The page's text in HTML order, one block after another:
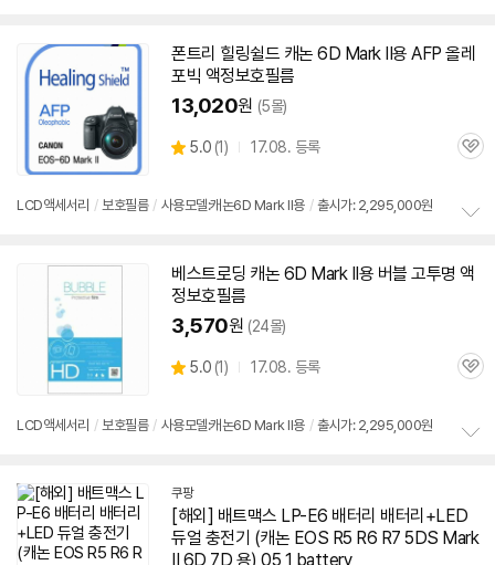
치
폰트리 힐링쉴드 캐논 6D MarkII용 AFP 올레
포빅 액정보호필름
13,020원 (5몰)
별
5.0 (상
리
1) 17.08. 등록
관
LCD액세서리 / 보호필름 / 사용모델:캐논6D Mark II용 / 출시가: 2,295,000원
펼
베스트로딩 캐논 6D MarkII용 버블 고투명 액
정보호필름
3,570원 (24몰)
별
5.0 (상
리
1) 17.08. 등록
관
LCD액세서리 / 보호필름 / 사용모델:캐논6D Mark II용 / 출시가: 2,295,000원
기
쿠팡
[해외] 배트맥스 LP-E6 배터리 배터리+LED
듀얼 충전기 (캐논 EOS R5 R6 R7 5DS Mark
II 6D 7D 용) 05 1 battery